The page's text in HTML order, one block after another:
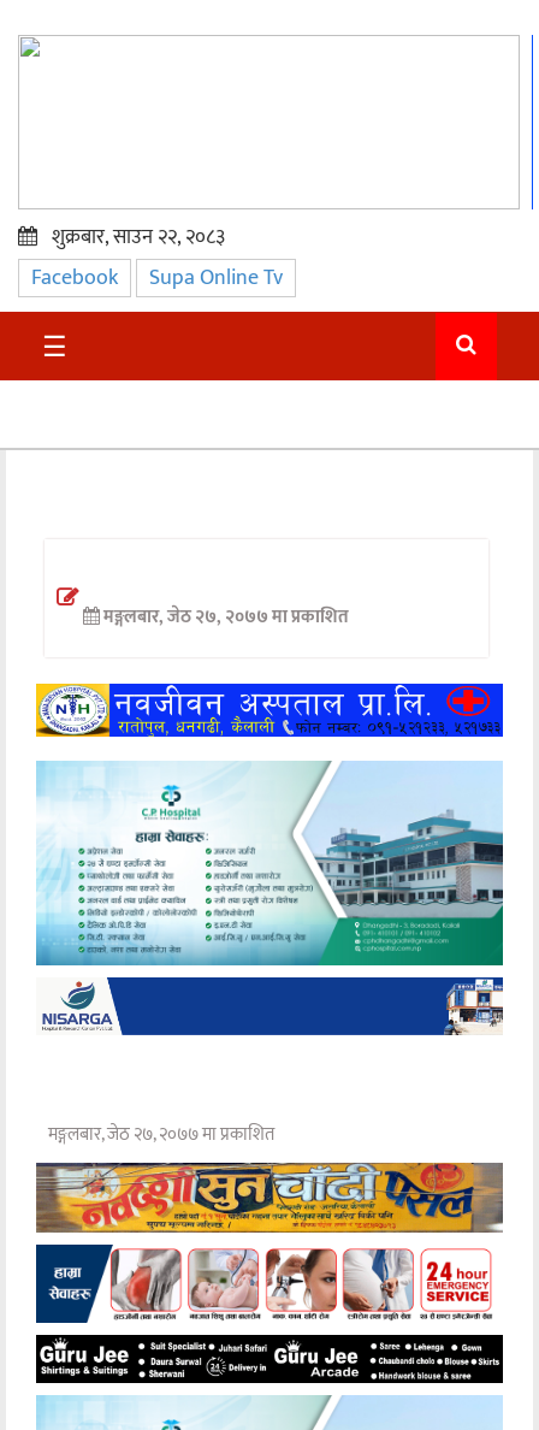
प्रमुख
समाचार
सुदुर
अन्तर्वार्ता
खेलकुद
मनोरञ्जन
अन्य
शुक्रबार, साउन २२, २०८३
Facebook Supa Online Tv
☰
मङ्गलबार, जेठ २७, २०७७ मा प्रकाशित
मङ्गलबार, जेठ २७, २०७७ मा प्रकाशित